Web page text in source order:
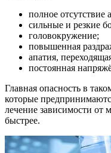
полное отсутствие
сильные и резкие
головокружение;
повышенная
апатия,
постоянная
Главная опасность в
которые
лечение зависимости от
быстрее.